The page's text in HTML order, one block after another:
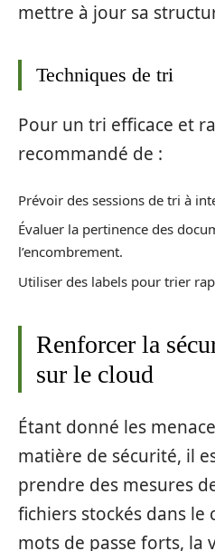
mettre à jour sa
Techniques de tri
Pour un tri efficace et
recommandé de :
Prévoir des sessions de tri à
Évaluer la pertinence des
l’encombrement.
Utiliser des labels pour trier
Renforcer la
sur le cloud
Étant donné les
matière de sécurité, il
prendre des mesures
fichiers stockés dans le
mots de passe forts, la